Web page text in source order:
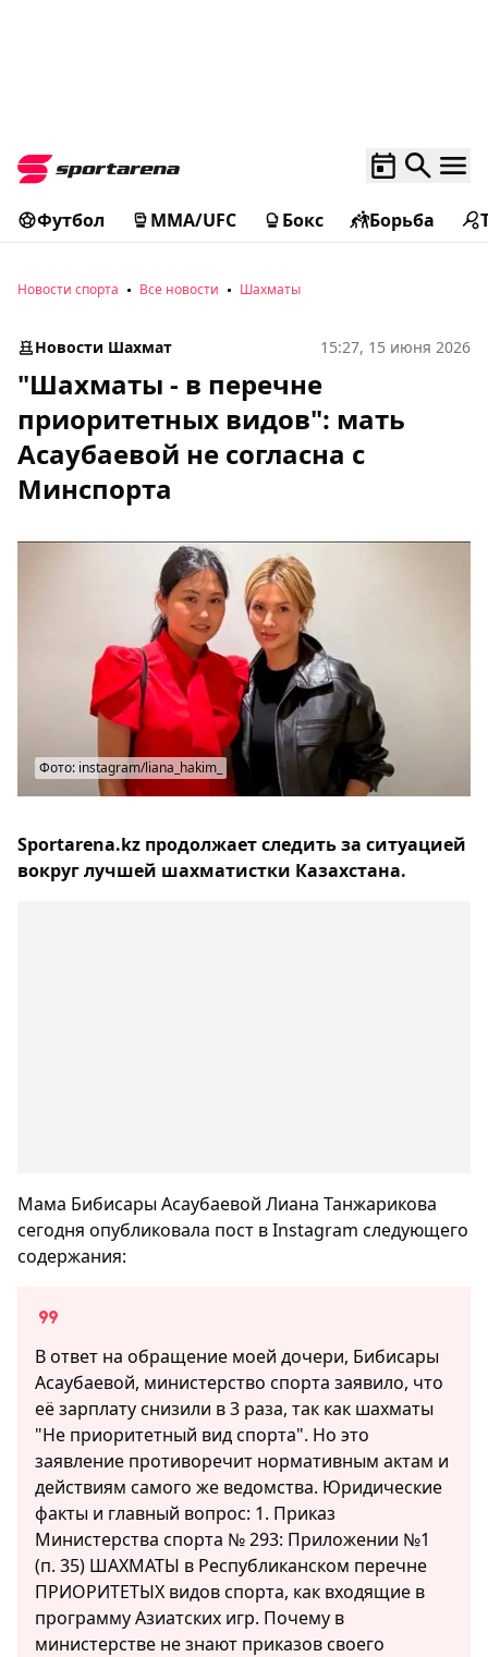
Футбол MMA/UFC Бокс Борьба
Новости спорта Все новости Шахматы
Новости Шахмат 15:27, 15 июня 2026
"Шахматы - в перечне
приоритетных видов": мать
Асаубаевой не согласна с
Минспорта
Фото: instagram/liana_hakim_
Sportarena.kz продолжает следить за ситуацией
вокруг лучшей шахматистки Казахстана.
Мама Бибисары Асаубаевой Лиана Танжарикова
сегодня опубликовала пост в Instagram следующего
содержания:
В ответ на обращение моей дочери, Бибисары
Асаубаевой, министерство спорта заявило, что
её зарплату снизили в 3 раза, так как шахматы
"Не приоритетный вид спорта". Но это
заявление противоречит нормативным актам и
действиям самого же ведомства. Юридические
факты и главный вопрос: 1. Приказ
Министерства спорта № 293: Приложении №1
(п. 35) ШАХМАТЫ в Республиканском перечне
ПРИОРИТЕТЫХ видов спорта, как входящие в
программу Азиатских игр. Почему в
министерстве не знают приказов своего